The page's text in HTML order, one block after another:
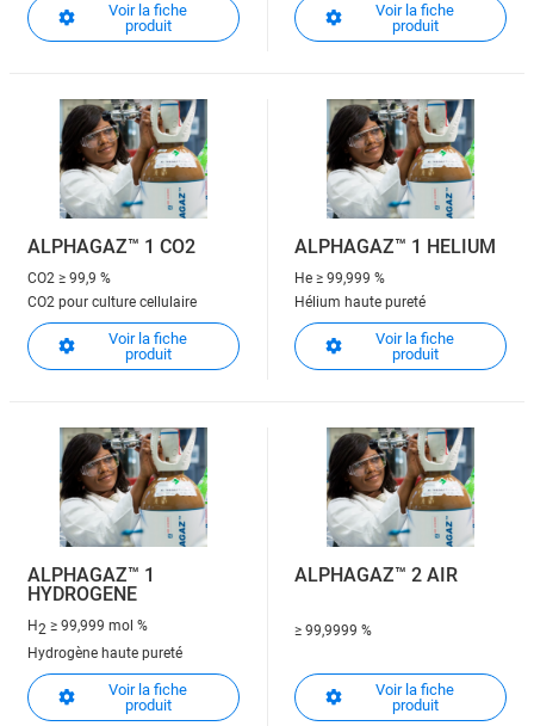
Voir la fiche
produit
Voir la fiche
produit
ALPHAGAZ™ 1 CO2
CO2 ≥ 99,9 %
CO2 pour culture cellulaire
Voir la fiche
produit
ALPHAGAZ™ 1 HELIUM
He ≥ 99,999 %
Hélium haute pureté
Voir la fiche
produit
ALPHAGAZ™ 1
HYDROGENE
H2 ≥ 99,999 mol %
Hydrogène haute pureté
Voir la fiche
produit
ALPHAGAZ™ 2 AIR
≥ 99,9999 %
Voir la fiche
produit